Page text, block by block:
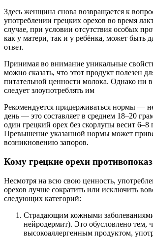
Здесь женщина снова возвращается к
употреблении грецких орехов во время
случае, при условии отсутствия особых
как у матери, так и у ребёнка, может быть
ответ.
Принимая во внимание уникальные
можно сказать, что этот продукт полезен
питательной ценности молока. Однако ни
следует злоупотреблять им
Рекомендуется придерживаться нормы —
день — это составляет в среднем 18–20
один грецкий орех без скорлупы весит 6–8
Превышение указанной нормы может
возникновению запоров.
Кому грецкие орехи
Несмотря на всю свою ценность,
орехов лучше сократить или исключить
следующих категорий:
Страдающим кожными заболеваниями
нейродермит). Это обусловлено тем,
высокоаллергенным продуктом,